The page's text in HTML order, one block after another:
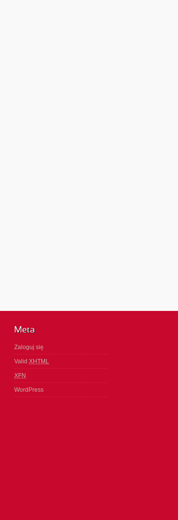
Meta
Zaloguj się
Valid XHTML
XFN
WordPress